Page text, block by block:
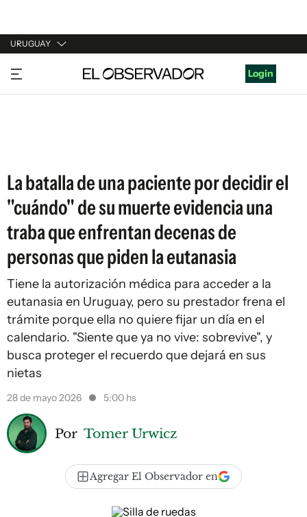
URUGUAY
URUGUAY
ARGENTINA
Login
La batalla de una paciente por decidir el
"cuándo" de su muerte evidencia una
traba que enfrentan decenas de
personas que piden la eutanasia
Tiene la autorización médica para acceder a la
eutanasia en Uruguay, pero su prestador frena el
trámite porque ella no quiere fijar un día en el
calendario. "Siente que ya no vive: sobrevive", y
busca proteger el recuerdo que dejará en sus
nietas
28 de mayo 2026 5:00 hs
Por Tomer Urwicz
Agregar El Observador en